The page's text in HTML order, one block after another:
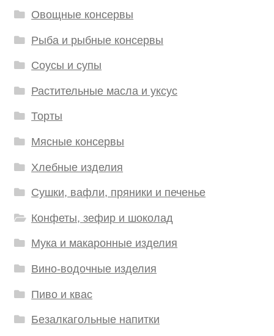
Овощные консервы
Рыба и рыбные консервы
Соусы и супы
Растительные масла и уксус
Торты
Мясные консервы
Хлебные изделия
Сушки, вафли, пряники и печенье
Конфеты, зефир и шоколад
Мука и макаронные изделия
Вино-водочные изделия
Пиво и квас
Безалкагольные напитки